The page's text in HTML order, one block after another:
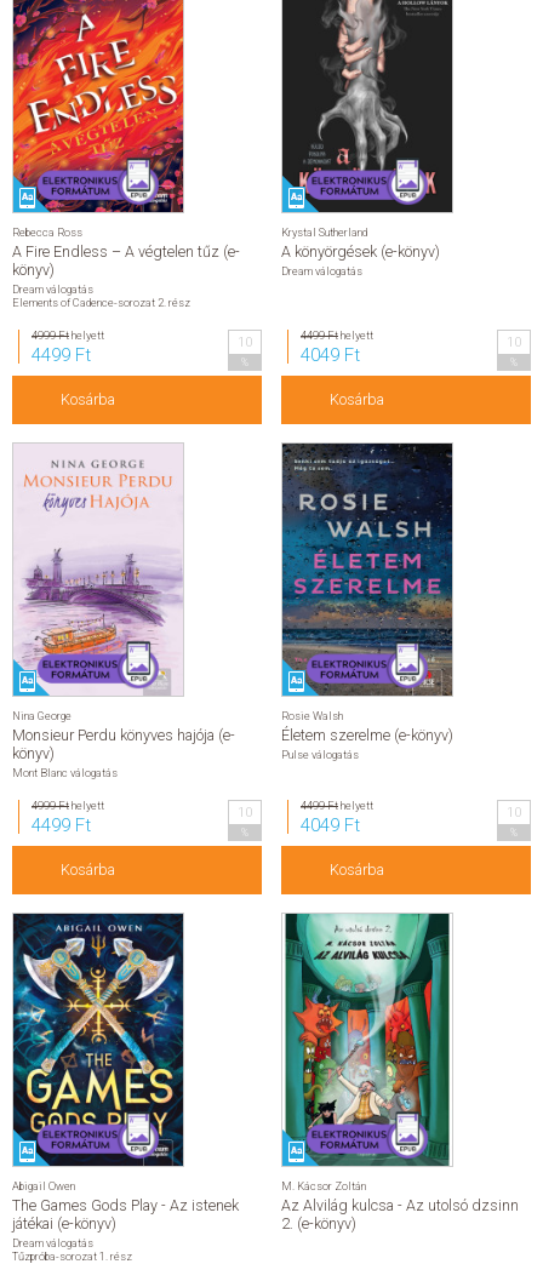
Rebecca Ross
A Fire Endless – A végtelen tűz (e-
könyv)
Dream válogatás
Elements of Cadence-sorozat 2. rész
4999 Fthelyett
4499 Ft
10
Kosárba
Krystal Sutherland
A könyörgések (e-könyv)
Dream válogatás
4499 Fthelyett
4049 Ft
10
Kosárba
Nina George
Monsieur Perdu könyves hajója (e-
könyv)
Mont Blanc válogatás
4999 Fthelyett
4499 Ft
10
Kosárba
Rosie Walsh
Életem szerelme (e-könyv)
Pulse válogatás
4499 Fthelyett
4049 Ft
10
Kosárba
Abigail Owen
The Games Gods Play - Az istenek
játékai (e-könyv)
Dream válogatás
Tűzpróba-sorozat 1. rész
M. Kácsor Zoltán
Az Alvilág kulcsa - Az utolsó dzsinn
2. (e-könyv)